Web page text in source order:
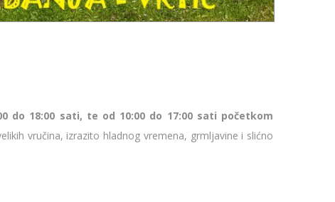
do 18:00 sati, te od 10:00 do 17:00 sati početkom
vručina, izrazito hladnog vremena, grmljavine i slićno